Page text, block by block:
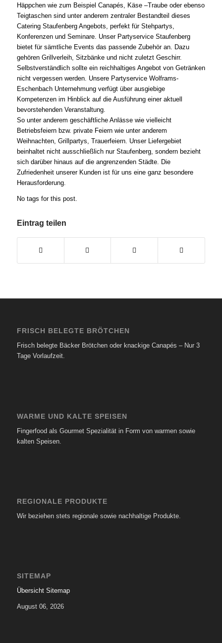
Häppchen wie zum Beispiel Canapés, Käse –Traube oder ebenso
Teigtaschen sind unter anderem zentraler Bestandteil dieses
Catering Staufenberg Angebots, perfekt für Stehpartys,
Konferenzen und Seminare. Unser Partyservice Staufenberg
bietet für sämtliche Events das passende Zubehör an. Dazu
gehören Grillverleih, Sitzbänke und nicht zuletzt Geschirr.
Selbstverständlich sollte ein reichhaltiges Angebot von Getränken
nicht vergessen werden. Unsere Partyservice Wolframs-
Eschenbach Unternehmung verfügt über ausgiebige
Kompetenzen im Hinblick auf die Ausführung einer aktuell
bevorstehenden Veranstaltung.
So unter anderem geschäftliche Anlässe wie vielleicht
Betriebsfeiern bzw. private Feiern wie unter anderem
Weihnachten, Grillpartys, Trauerfeiern. Unser Liefergebiet
beinhaltet nicht ausschließlich nur Staufenberg, sondern bezieht
sich darüber hinaus auf die angrenzenden Städte. Die
Zufriedenheit unserer Kunden ist für uns eine ganz besondere
Herausforderung.
No tags for this post.
Eintrag teilen
FRISCH BELEGTE BRÖTCHEN
Frisch belegte Bäcker Brötchen oder knackige Canapés – Nur 3
Tage Vorlaufzeit.
WARME UND KALTE SPEISEN
Fingerfood als Gourmet Spezialität in Form von warmen sowie
kalten Speisen.
REGIONALE PRODUKTE
Wir beziehen stets regionale sowie nachhaltige Produkte.
SITEMAP
Übersicht Sitemap
August 06, 2026